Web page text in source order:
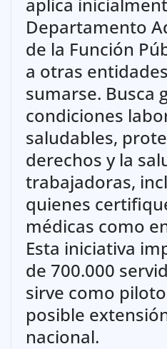
Departamento
de la Función
a otras
sumarse. Busca
condiciones
saludables,
derechos y la
trabajadoras,
quienes
médicas como
Esta iniciativa
de 700.000
sirve como
posible
nacional.